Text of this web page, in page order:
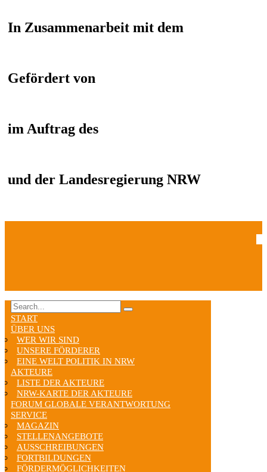
In Zusammenarbeit mit dem
Gefördert von
im Auftrag des
und der Landesregierung NRW
START
ÜBER UNS
WER WIR SIND
UNSERE FÖRDERER
EINE WELT POLITIK IN NRW
AKTEURE
LISTE DER AKTEURE
NRW-KARTE DER AKTEURE
FORUM GLOBALE VERANTWORTUNG
SERVICE
MAGAZIN
STELLENANGEBOTE
AUSSCHREIBUNGEN
FORTBILDUNGEN
FÖRDERMÖGLICHKEITEN